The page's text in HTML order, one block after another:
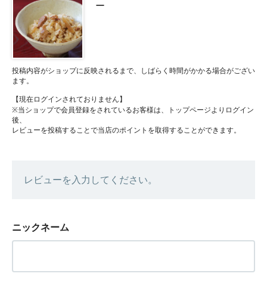
ー
投稿内容がショップに反映されるまで、しばらく時間がかかる場合がござい
ます。
【現在ログインされておりません】
※当ショップで会員登録をされているお客様は、トップページよりログイン
後、
レビューを投稿することで当店のポイントを取得することができます。
レビューを入力してください。
ニックネーム